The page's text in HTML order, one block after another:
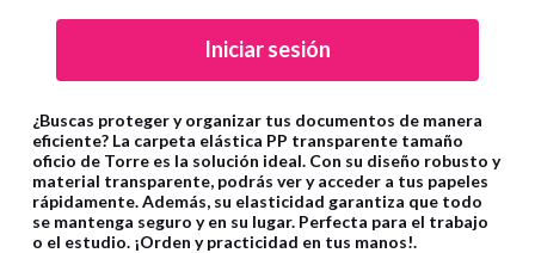
Iniciar sesión
¿Buscas proteger y organizar tus documentos de manera
eficiente? La carpeta elástica PP transparente tamaño
oficio de Torre es la solución ideal. Con su diseño robusto y
material transparente, podrás ver y acceder a tus papeles
rápidamente. Además, su elasticidad garantiza que todo
se mantenga seguro y en su lugar. Perfecta para el trabajo
o el estudio. ¡Orden y practicidad en tus manos!.
10